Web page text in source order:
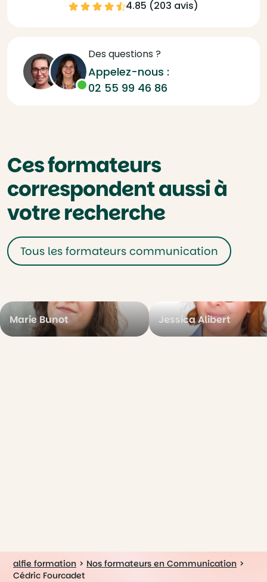
4.85 (203 avis)
Des questions ?
Appelez-nous :
02 55 99 46 86
Ces formateurs
correspondent aussi à
votre recherche
Tous les formateurs communication
Marie Bunot Jessica Alibert
alfie formation > Nos formateurs en Communication >
Cédric Fourcadet